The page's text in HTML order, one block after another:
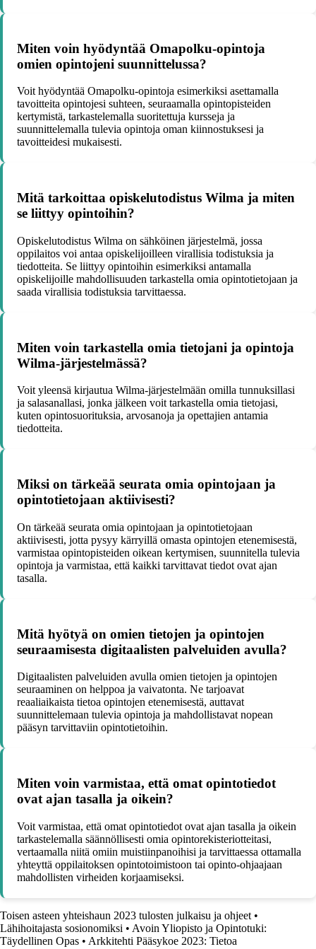
Miten voin hyödyntää Omapolku-opintoja
omien opintojeni suunnittelussa?
Voit hyödyntää Omapolku-opintoja esimerkiksi asettamalla
tavoitteita opintojesi suhteen, seuraamalla opintopisteiden
kertymistä, tarkastelemalla suoritettuja kursseja ja
suunnittelemalla tulevia opintoja oman kiinnostuksesi ja
tavoitteidesi mukaisesti.
Mitä tarkoittaa opiskelutodistus Wilma ja miten
se liittyy opintoihin?
Opiskelutodistus Wilma on sähköinen järjestelmä, jossa
oppilaitos voi antaa opiskelijoilleen virallisia todistuksia ja
tiedotteita. Se liittyy opintoihin esimerkiksi antamalla
opiskelijoille mahdollisuuden tarkastella omia opintotietojaan ja
saada virallisia todistuksia tarvittaessa.
Miten voin tarkastella omia tietojani ja opintoja
Wilma-järjestelmässä?
Voit yleensä kirjautua Wilma-järjestelmään omilla tunnuksillasi
ja salasanallasi, jonka jälkeen voit tarkastella omia tietojasi,
kuten opintosuorituksia, arvosanoja ja opettajien antamia
tiedotteita.
Miksi on tärkeää seurata omia opintojaan ja
opintotietojaan aktiivisesti?
On tärkeää seurata omia opintojaan ja opintotietojaan
aktiivisesti, jotta pysyy kärryillä omasta opintojen etenemisestä,
varmistaa opintopisteiden oikean kertymisen, suunnitella tulevia
opintoja ja varmistaa, että kaikki tarvittavat tiedot ovat ajan
tasalla.
Mitä hyötyä on omien tietojen ja opintojen
seuraamisesta digitaalisten palveluiden avulla?
Digitaalisten palveluiden avulla omien tietojen ja opintojen
seuraaminen on helppoa ja vaivatonta. Ne tarjoavat
reaaliaikaista tietoa opintojen etenemisestä, auttavat
suunnittelemaan tulevia opintoja ja mahdollistavat nopean
pääsyn tarvittaviin opintotietoihin.
Miten voin varmistaa, että omat opintotiedot
ovat ajan tasalla ja oikein?
Voit varmistaa, että omat opintotiedot ovat ajan tasalla ja oikein
tarkastelemalla säännöllisesti omia opintorekisteriotteitasi,
vertaamalla niitä omiin muistiinpanoihisi ja tarvittaessa ottamalla
yhteyttä oppilaitoksen opintotoimistoon tai opinto-ohjaajaan
mahdollisten virheiden korjaamiseksi.
Toisen asteen yhteishaun 2023 tulosten julkaisu ja ohjeet •
Lähihoitajasta sosionomiksi • Avoin Yliopisto ja Opintotuki:
Täydellinen Opas • Arkkitehti Pääsykoe 2023: Tietoa